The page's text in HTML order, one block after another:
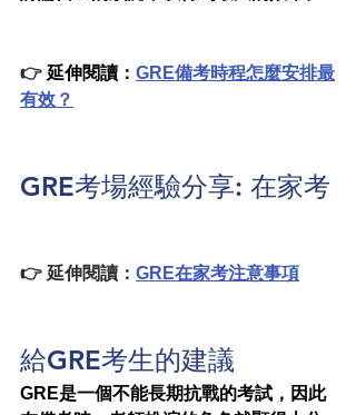
👉 延伸閱讀： GRE備考時程怎麼安排最
有效？
GRE考場經驗分享: 在家考
👉 延伸閱讀： GRE在家考注意事項
給GRE考生的建議
GRE是一個不能長期抗戰的考試，因此